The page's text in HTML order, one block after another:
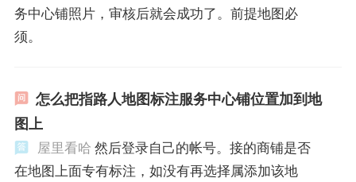
务中心铺照片，审核后就会成功了。前提地图必
须。
怎么把指路人地图标注服务中心铺位置加到地
图上
屋里看哈 然后登录自己的帐号。接的商铺是否
在地图上面专有标注，如没有再选择属添加该地